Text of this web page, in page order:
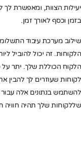
יעילות הצוות, ומאפשרת לך
בזמן וכסף לאורך זמן.
שילוב מערכת עיבוד
הלקוחות. זה יכול להוביל
הלקוח הכוללת שלך. יתר על
לקוחות שעוזרים לך להבין
להשתמש בנתונים אלה עבור
שללקוחות שלך תהיה חוויה